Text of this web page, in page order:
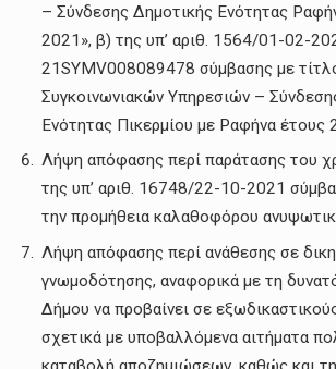
– Σύνδεσης Δημοτικής Ενότητας
2021», β) της υπ’ αριθ. 1564/01-02-
21SYMV008089478 σύμβασης με
Συγκοινωνιακών Υπηρεσιών –
Ενότητας Πικερμίου με Ραφήνα έτους
Λήψη απόφασης περί παράτασης του
της υπ’ αριθ. 16748/22-10-2021
την προμήθεια καλαθοφόρου
Λήψη απόφασης περί ανάθεσης σε
γνωμοδότησης, αναφορικά με τη
Δήμου να προβαίνει σε
σχετικά με υποβαλλόμενα αιτήματα